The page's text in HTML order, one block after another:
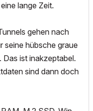
lange Zeit.
gehen nach
seine hübsche graue
Das ist inakzeptabel.
sind dann doch